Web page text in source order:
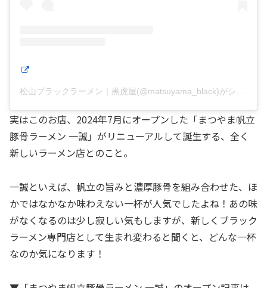
松山ブラックラーメン｜黒虎屋(@matsuyama_black)がシェアした投稿
実はこのお店、2024年7月にオープンした「まつやま帆立
豚骨ラーメン 一誠」がリニューアルして誕生する、全く
新しいラーメン店とのこと。
一誠といえば、帆立の旨みと濃厚豚骨を組み合わせた、ほ
かではなかなか味わえない一杯が人気でしたよね！あの味
がなくなるのは少し寂しい気もしますが、新しくブラック
ラーメン専門店として生まれ変わると聞くと、どんな一杯
なのか気になります！